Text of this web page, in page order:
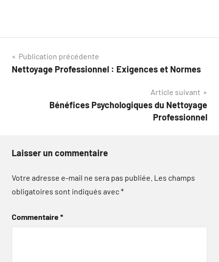
Navigation
de
Publication précédente
Nettoyage Professionnel : Exigences et Normes
Article suivant
Bénéfices Psychologiques du Nettoyage
Professionnel
Laisser un commentaire
Votre adresse e-mail ne sera pas publiée. Les champs
obligatoires sont indiqués avec*
Commentaire*